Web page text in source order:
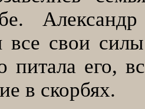
все свои
питала его,
в скорбях.